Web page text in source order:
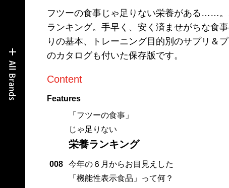
フツーの食事じゃ足りない栄養がある……
ランキング。手早く、安く済ませがちな食
りの基本、トレーニング目的別のサプリ＆
のカタログも付いた保存版です。
Content
Features
「フツーの食事」
じゃ足りない
栄養ランキング
008
今年の６月からお目見えした
「機能性表示食品」って何？